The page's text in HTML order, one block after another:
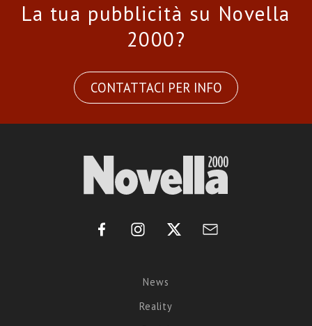
La tua pubblicità su Novella
2000?
CONTATTACI PER INFO
News
Reality